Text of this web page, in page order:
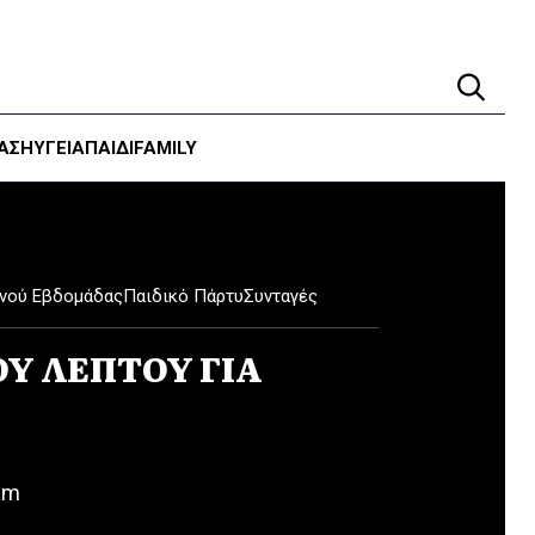
ΥΓΕΊΑΠΑΙΔΙFAMILY
ΕβδομάδαςΠαιδικό ΠάρτυΣυνταγές
ΛΕΠΤΟΥ ΓΙΑ